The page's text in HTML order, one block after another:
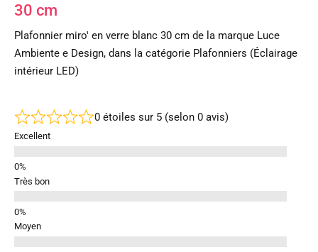
30 cm
Plafonnier miro' en verre blanc 30 cm de la marque Luce
Ambiente e Design, dans la catégorie Plafonniers (Éclairage
intérieur LED)
0 étoiles sur 5 (selon 0 avis)
Excellent
Très bon
Moyen